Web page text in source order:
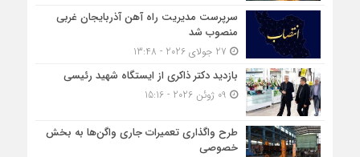
سرپرست مدیریت راه آهن آذربایجان غربی
منصوب شد
بازدید دکتر ذاکری از ایستگاه شهید رئیسی
طرح واگذاری تعمیرات جاری واگن‌ها به بخش
خصوصی